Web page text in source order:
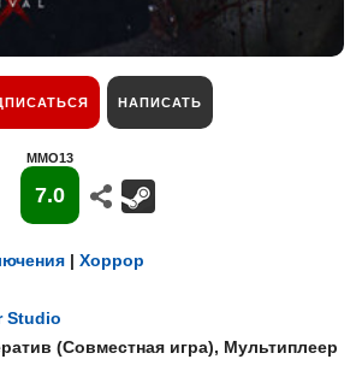
НАПИСАТЬ
MMO13
7.0
| Хоррор
Studio
(Совместная игра), Мультиплеер